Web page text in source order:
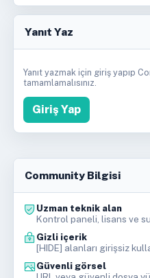
Yanıt Yaz
Yanıt yazmak için giriş yapıp
tamamlamalısınız.
Giriş Yap
Community Bilgisi
Uzman teknik alan
Kontrol paneli, lisans ve
Gizli içerik
[HIDE] alanları girişsiz
Güvenli görsel